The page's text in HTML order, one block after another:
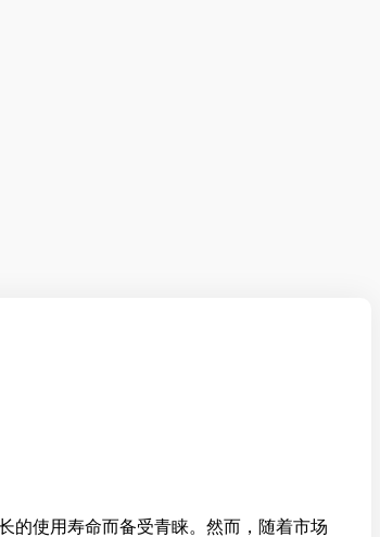
的使用寿命而备受青睐。然而，随着市场